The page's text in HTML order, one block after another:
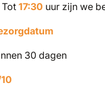
Tot17:30 uur zijn we
30 dagen